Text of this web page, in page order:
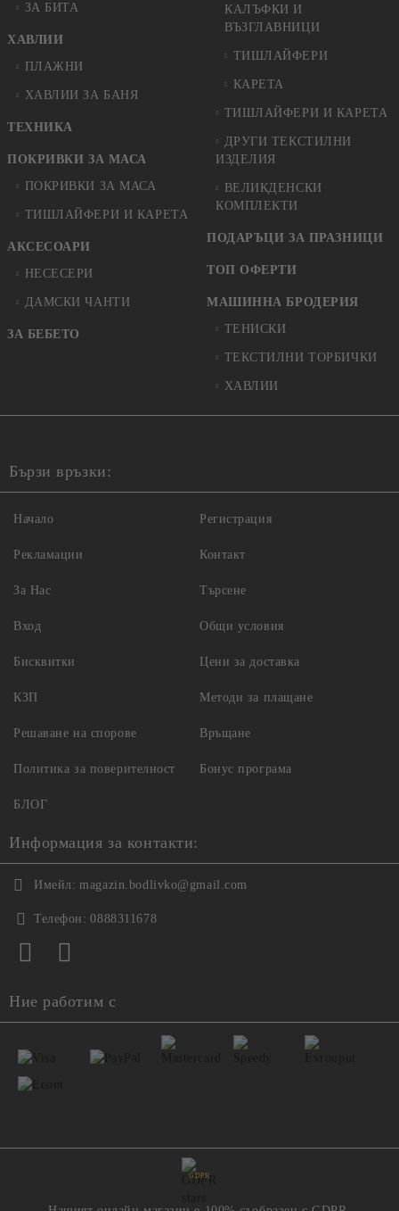
ЗА БИТА
ХАВЛИИ
ПЛАЖНИ
ХАВЛИИ ЗА БАНЯ
ТЕХНИКА
ПОКРИВКИ ЗА МАСА
ПОКРИВКИ ЗА МАСА
ТИШЛАЙФЕРИ И КАРЕТА
АКСЕСОАРИ
НЕСЕСЕРИ
ДАМСКИ ЧАНТИ
ЗА БЕБЕТО
КАЛЪФКИ И
ВЪЗГЛАВНИЦИ
ТИШЛАЙФЕРИ
КАРЕТА
ТИШЛАЙФЕРИ И КАРЕТА
ДРУГИ ТЕКСТИЛНИ
ИЗДЕЛИЯ
ВЕЛИКДЕНСКИ
КОМПЛЕКТИ
ПОДАРЪЦИ ЗА ПРАЗНИЦИ
ТОП ОФЕРТИ
МАШИННА БРОДЕРИЯ
ТЕНИСКИ
ТЕКСТИЛНИ ТОРБИЧКИ
ХАВЛИИ
Бързи връзки:
Начало
Рекламации
За Нас
Вход
Регистрация
Контакт
Търсене
Общи условия
Бисквитки
КЗП
Решаване на спорове
Политика за поверителност
Цени за доставка
Методи за плащане
Връщане
Бонус програма
БЛОГ
Информация за контакти:
Имейл: magazin.bodlivko@gmail.com
Телефон: 0888311678
Ние работим с
GDPR